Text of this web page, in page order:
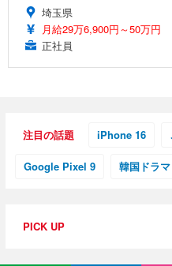
埼玉県
月給29万6,900円～50万円
正社員
注目の話題 iPhone 16
Google Pixel 9 韓国ドラマ
PICK UP